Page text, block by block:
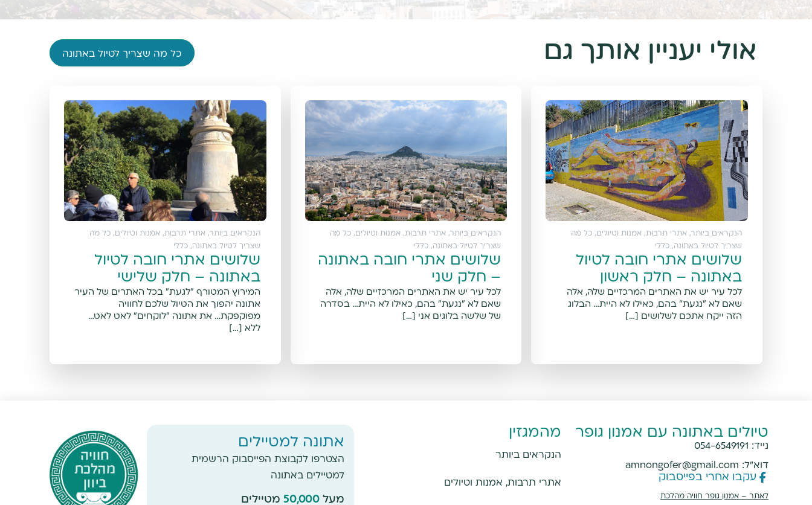
אולי יעניין אותך גם כל מה שצריך לטיול באתונה
הנקראים ביותר, אתרי תרבות, אמנות וטיולים , כל מה
שצריך לטיול באתונה, כללי
שלושים אתרי חובה לטיול
באתונה – חלק ראשון
לכל עיר יש את האתרים המרכזיים שלה, אלה
שאם לא "נגעת" בהם, כאילו לא היית… הבלוג
הזה ייקח אתכם לשלושים […]
הנקראים ביותר, אתרי תרבות, אמנות וטיולים , כל מה
שצריך לטיול באתונה, כללי
שלושים אתרי חובה באתונה
– חלק שני
לכל עיר יש את האתרים המרכזיים שלה, אלה
שאם לא "נגעת" בהם, כאילו לא היית… בסדרה
של שלשה בלוגים אני […]
הנקראים ביותר,אתרי תרבות, אמנות וטיולים ,כל מה
שצריך לטיול באתונה,כללי
שלושים אתרי חובה לטיול
באתונה – חלק שלישי
המירוץ המטורף "לגעת" בכל האתרים של העיר
אתונה יהפוך את הטיול שלכם לחוויה
מפוקפקת… את אתונה "לוקחים" לאט לאט…
ללא […]
טיולים באתונה עם אמנון גופר
נייד: 054-6549191
דוא"ל: amnongofer@gmail.com
עקבו אחרי בפייסבוק
לאתר – אמנון גופר חוויה מהלכת
מהמגזין
הנקראים ביותר
אתרי תרבות, אמנות וטיולים
אתונה למטיילים
הצטרפו לקבוצת הפייסבוק הרשמית
למטיילים באתונה
מעל 50,000מטיילים
מעוניינים להזמין סיור באתונה? שלחו הודעה
ואשמח לעזור